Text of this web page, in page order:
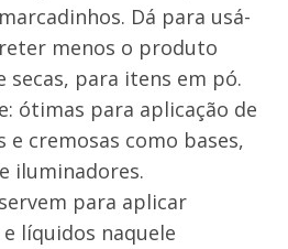
Dá para usá-
menos o produto
secas, para itens em pó.
ótimas para aplicação de
e cremosas como bases,
iluminadores.
para aplicar
líquidos naquele